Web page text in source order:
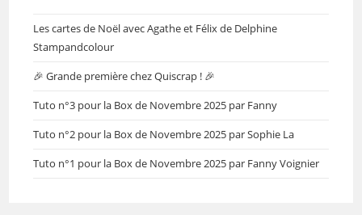
Les cartes de Noël avec Agathe et Félix de Delphine
Stampandcolour
🎉 Grande première chez Quiscrap ! 🎉
Tuto n°3 pour la Box de Novembre 2025 par Fanny
Tuto n°2 pour la Box de Novembre 2025 par Sophie La
Tuto n°1 pour la Box de Novembre 2025 par Fanny Voignier